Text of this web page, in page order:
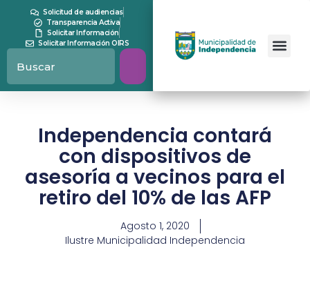
Solicitud de audiencias
Transparencia Activa
Solicitar Información
Solicitar Información OIRS
Independencia contará
con dispositivos de
asesoría a vecinos para el
retiro del 10% de las AFP
Agosto 1, 2020
Ilustre Municipalidad Independencia